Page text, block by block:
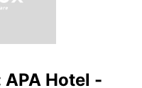
Hotel -